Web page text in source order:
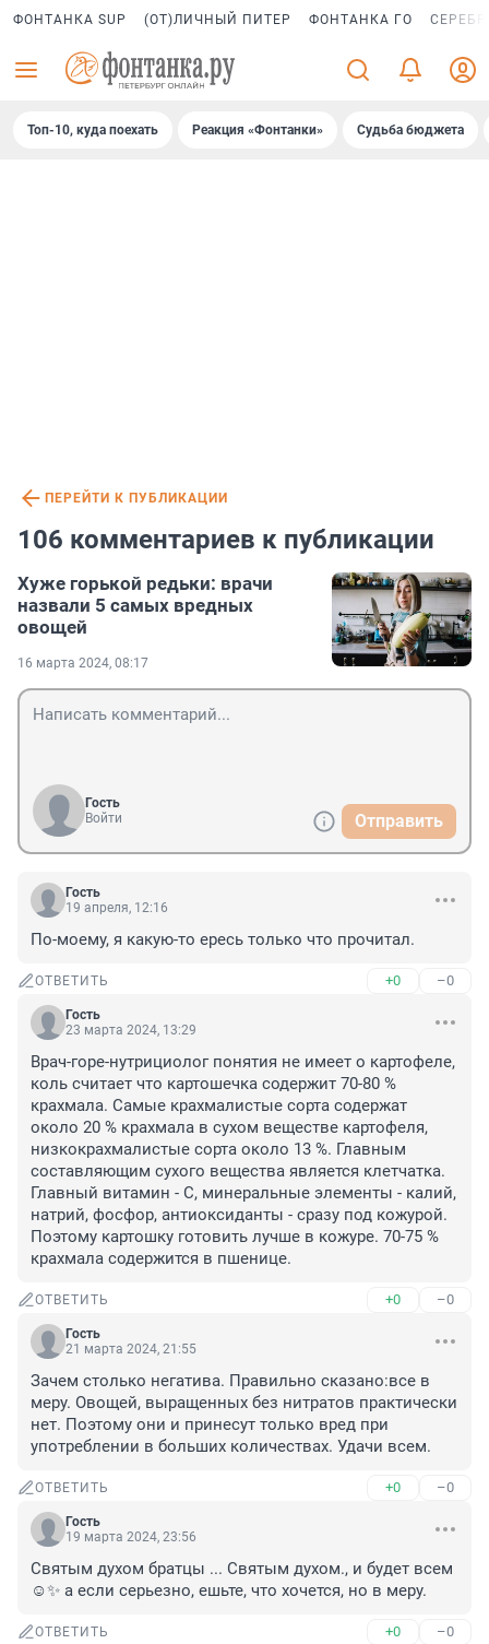
ФОНТАНКА SUP (ОТ)ЛИЧНЫЙ ПИТЕР ФОНТАНКА ГО
Топ-10, куда поехать Реакция «Фонтанки» Судьба бюджета
ПЕРЕЙТИ К ПУБЛИКАЦИИ
106 комментариев к публикации
Хуже горькой редьки: врачи
назвали 5 самых вредных
овощей
16 марта 2024, 08:17
Гость
Войти
Отправить
Гость
19 апреля, 12:16
По-моему, я какую-то ересь только что прочитал.
ОТВЕТИТЬ +0 –0
Гость
23 марта 2024, 13:29
Врач-горе-нутрициолог понятия не имеет о картофеле,
коль считает что картошечка содержит 70-80 %
крахмала. Самые крахмалистые сорта содержат
около 20 % крахмала в сухом веществе картофеля,
низкокрахмалистые сорта около 13 %. Главным
составляющим сухого вещества является клетчатка.
Главный витамин - С, минеральные элементы - калий,
натрий, фосфор, антиоксиданты - сразу под кожурой.
Поэтому картошку готовить лучше в кожуре. 70-75 %
крахмала содержится в пшенице.
ОТВЕТИТЬ +0 –0
Гость
21 марта 2024, 21:55
Зачем столько негатива. Правильно сказано:все в
меру. Овощей, выращенных без нитратов практически
нет. Поэтому они и принесут только вред при
употреблении в больших количествах. Удачи всем.
ОТВЕТИТЬ +0 –0
Гость
19 марта 2024, 23:56
Святым духом братцы ... Святым духом., и будет всем
☺✨ а если серьезно, ешьте, что хочется, но в меру.
ОТВЕТИТЬ +0 –0